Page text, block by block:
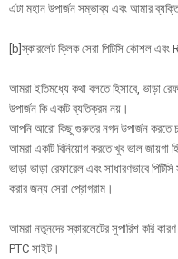
এটা মহান উপার্জন সম্ভাব্য এবং আমার
[b]স্কারলেট ক্লিক সেরা পিটিসি কৌশল
আমরা ইতিমধ্যে কথা বলতে হিসাবে, ভাড়া
উপার্জন কি একটি ব্যতিক্রম নয়।
আপনি আরো কিছু গুরুতর নগদ উপার্জন করতে
আমরা একটি বিনিয়োগ করতে খুব ভাল
ভাড়া ভাড়া রেফারেল এবং সাধারণভাবে
করার জন্য সেরা প্রোগ্রাম।
আমরা নতুনদের স্কারলেটের সুপারিশ করি
PTC সাইট।